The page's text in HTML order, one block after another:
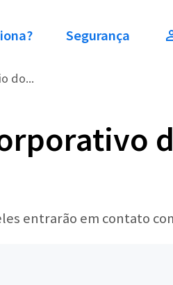
Segurança
do...
entrarão em contato